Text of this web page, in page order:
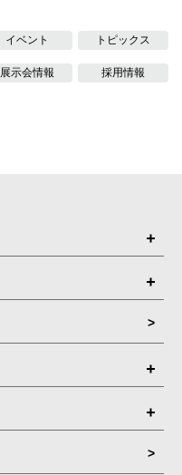
イベント トピックス
展示会情報 採用情報